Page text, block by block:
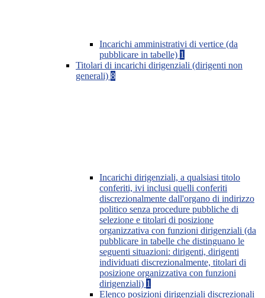
Incarichi amministrativi di vertice (da
pubblicare in tabelle) 1
Titolari di incarichi dirigenziali (dirigenti non
generali) 8
Incarichi dirigenziali, a qualsiasi titolo
conferiti, ivi inclusi quelli conferiti
discrezionalmente dall'organo di indirizzo
politico senza procedure pubbliche di
selezione e titolari di posizione
organizzativa con funzioni dirigenziali (da
pubblicare in tabelle che distinguano le
seguenti situazioni: dirigenti, dirigenti
individuati discrezionalmente, titolari di
posizione organizzativa con funzioni
dirigenziali) 1
Elenco posizioni dirigenziali discrezionali